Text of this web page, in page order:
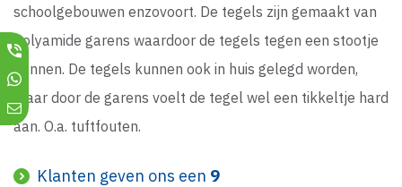
schoolgebouwen enzovoort. De tegels zijn gemaakt van
Polyamide garens waardoor de tegels tegen een stootje
kunnen. De tegels kunnen ook in huis gelegd worden,
maar door de garens voelt de tegel wel een tikkeltje hard
aan. O.a. tuftfouten.
Klanten geven ons een 9